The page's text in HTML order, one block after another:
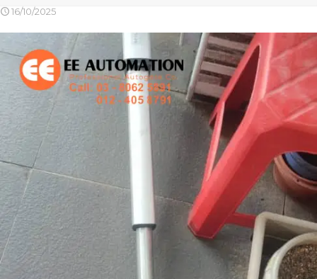
16/10/2025